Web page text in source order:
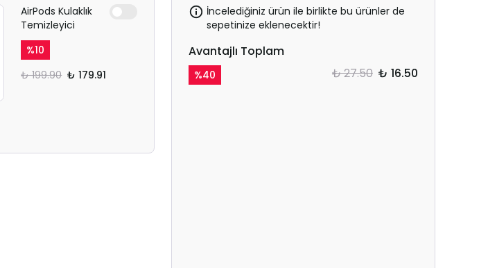
AirPods Kulaklık
Temizleyici
%10
₺ 199.90 ₺ 179.91
İncelediğiniz ürün ile birlikte bu ürünler de
sepetinize eklenecektir!
Avantajlı Toplam
%40 ₺ 27.50 ₺ 16.50